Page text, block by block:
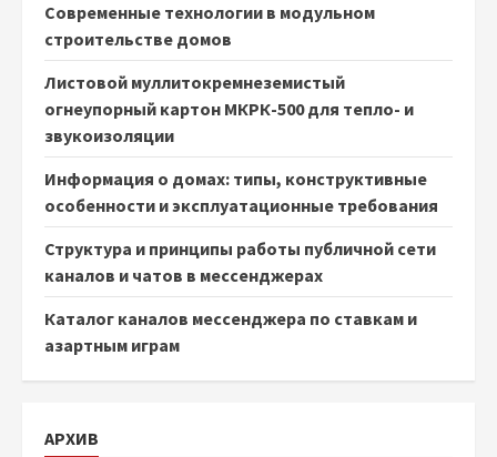
Современные технологии в модульном
строительстве домов
Листовой муллитокремнеземистый
огнеупорный картон МКРК-500 для тепло- и
звукоизоляции
Информация о домах: типы, конструктивные
особенности и эксплуатационные требования
Структура и принципы работы публичной сети
каналов и чатов в мессенджерах
Каталог каналов мессенджера по ставкам и
азартным играм
АРХИВ